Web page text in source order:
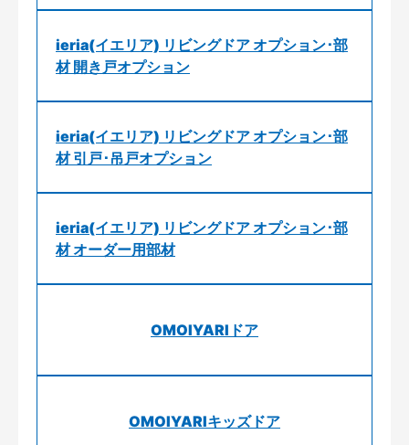
ieria(イエリア) リビングドア オプション･部
材 開き戸オプション
ieria(イエリア) リビングドア オプション･部
材 引戸･吊戸オプション
ieria(イエリア) リビングドア オプション･部
材 オーダー用部材
OMOIYARIドア
OMOIYARIキッズドア